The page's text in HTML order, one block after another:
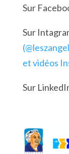
Sur
Sur
et vidéos
Sur